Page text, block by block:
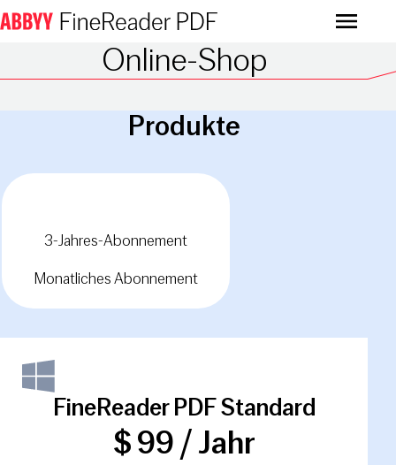
Menu
Online-Shop
Produkte
3-Jahres-Abonnement
Monatliches Abonnement
FineReader PDF Standard
$ 99 / Jahr